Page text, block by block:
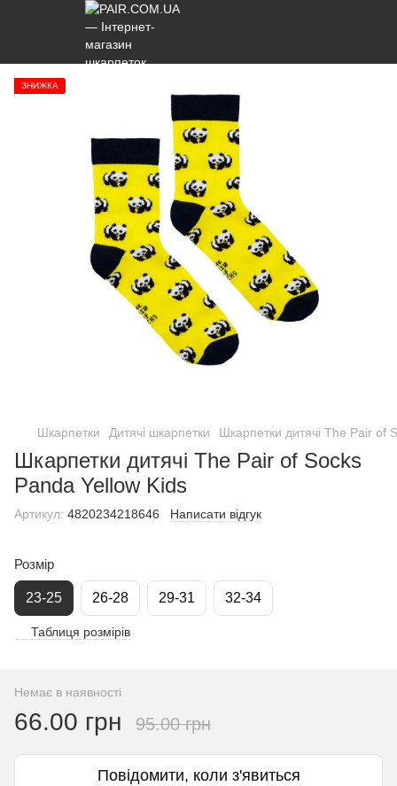
ЗНИЖКА
Шкарпетки Дитячі шкарпетки Шкарпетки дитячі The Pair of
Шкарпетки дитячі The Pair of Socks
Panda Yellow Kids
Артикул: 4820234218646 Написати відгук
Розмір
23-25 26-28 29-31 32-34
Таблиця розмірів
Немає в наявності
66.00 грн 95.00 грн
Повідомити, коли з'явиться